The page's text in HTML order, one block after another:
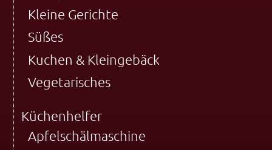
Kleine Gerichte
Süßes
Kuchen & Kleingebäck
Vegetarisches
Küchenhelfer
Apfelschälmaschine